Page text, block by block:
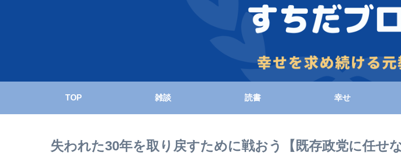
TOP 雑談 読書 幸せ
失われた30年を取り戻すために戦おう【既存政党に任せな